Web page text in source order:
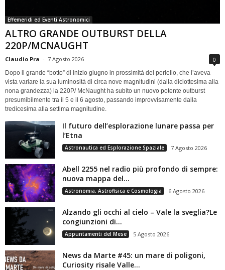
Effemeridi ed Eventi Astronomici
ALTRO GRANDE OUTBURST DELLA
220P/MCNAUGHT
Claudio Pra - 7 Agosto 2026 0
Dopo il grande “botto” di inizio giugno in prossimità del perielio, che l’aveva
vista variare la sua luminosità di circa nove magnitudini (dalla diciottesima alla
nona grandezza) la 220P/ McNaught ha subìto un nuovo potente outburst
presumibilmente tra il 5 e il 6 agosto, passando improvvisamente dalla
tredicesima alla settima magnitudine.
Il futuro dell’esplorazione lunare passa per
l’Etna
Astronautica ed Esplorazione Spaziale 7 Agosto 2026
Abell 2255 nel radio più profondo di sempre:
nuova mappa del...
Astronomia, Astrofisica e Cosmologia 6 Agosto 2026
Alzando gli occhi al cielo – Vale la sveglia?Le
congiunzioni di...
Appuntamenti del Mese 5 Agosto 2026
News da Marte #45: un mare di poligoni,
Curiosity risale Valle...